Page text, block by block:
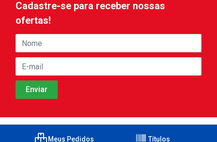
Cadastre-se para receber nossas
ofertas!
Meus Pedidos Títulos